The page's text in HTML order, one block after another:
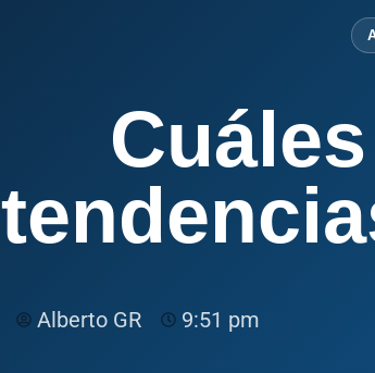
Alberto GR 9:51 pm